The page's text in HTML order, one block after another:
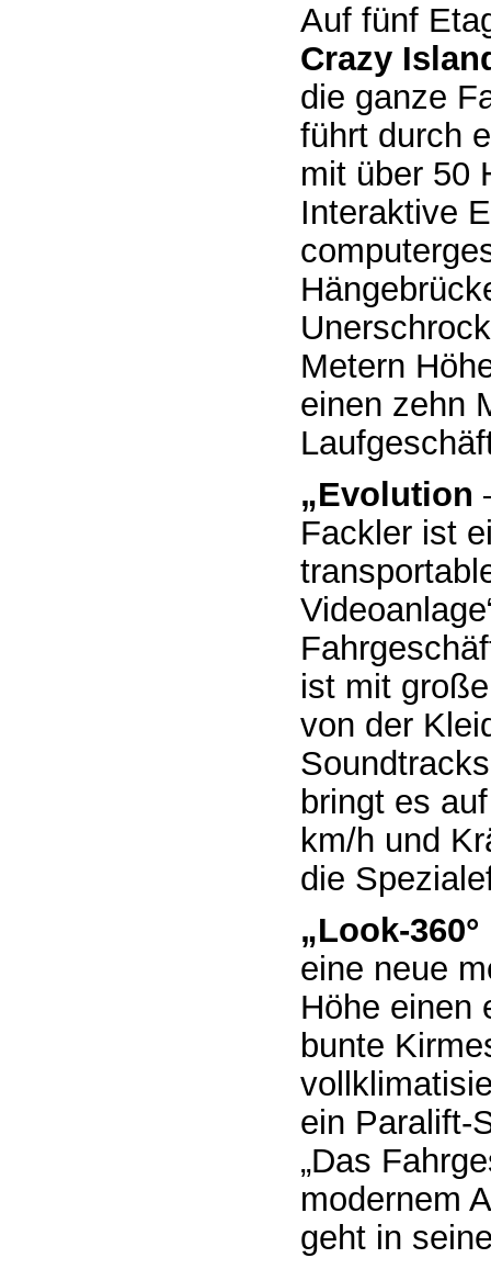
Auf fünf
Crazy
die ganze
führt durch
mit über 50
Interaktive
Metern
einen zehn
„Evolution
Fackler ist
ist mit
von der
bringt es
km/h und
die
„Look-
eine neue
Höhe einen
bunte
ein Paralift-
„Das
modernem
geht in